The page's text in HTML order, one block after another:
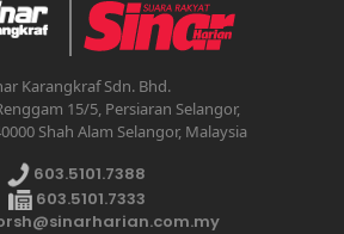
Karangkraf Sdn. Bhd.
15/5, Persiaran Selangor,
Shah Alam Selangor, Malaysia
603.5101.7388
603.5101.7333